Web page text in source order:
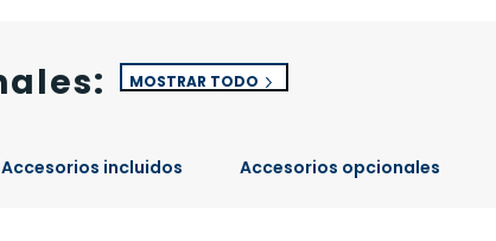
MOSTRAR TODO
Accesorios incluidos Accesorios opcionales